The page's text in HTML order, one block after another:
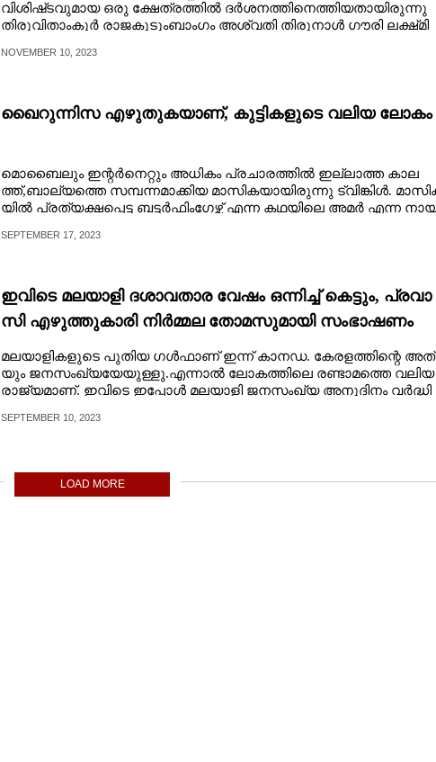
വിശിഷ്‌ടവുമായ ഒരു ക്ഷേത്രത്തിൽ ദർശനത്തിനെത്തിയതായിരുന്നു
തിരുവിതാംകൂർ രാജകുടുംബാംഗം അശ്വതി തിരുനാൾ ഗൗരി ലക്ഷ്‌മി
NOVEMBER 10, 2023
ഖൈറുന്നിസ എഴുതുകയാണ്, കുട്ടികളുടെ വലിയ ലോകം
മൊ​ബൈ​ലും​ ​ഇ​ന്റ​ർ​നെ​റ്റും​ ​അ​ധി​കം​ ​പ്ര​ചാ​ര​ത്തി​ൽ​ ​ഇ​ല്ലാ​ത്ത​ ​കാ​ല​
ത്ത്,ബാ​ല്യ​ത്തെ​ ​സ​മ്പ​ന്ന​മാ​ക്കി​യ​ ​മാ​സി​ക​യാ​യി​രു​ന്നു​ ​ട്വി​ങ്കി​ൾ.​
യി​ൽ​ ​പ്ര​ത്യ​ക്ഷ​പ്പെ​ട്ട​ ​ബ​ട്ട​ർ​ഫിം​ഗേ​ഴ്സ് ​എ​ന്ന​ ​ക​ഥ​യി​ലെ​ ​അ​മ​ർ​ ​എ​ന്ന​
ലും​ ​ഒ​ട്ടി​ച്ചു​വ​ച്ച​ ​കു​ട്ടി​ക​ളും​ ​കു​റ​വ​ല്ല.​ ​മ​ന​സി​ൽ​ ​കു​ട്ടി​ത്തം​ ​നി​റ​ച്ച്,​ ​കു​ട്ടി​ക​ൾ​
SEPTEMBER 17, 2023
ഇവിടെ മലയാളി ദശാവതാര വേഷം ഒന്നിച്ച് കെട്ടും, ​പ്ര​വാ​
സി​ ​എ​ഴു​ത്തു​കാ​രി​ ​നി​ർ​മ്മ​ല​ ​തോ​മ​സു​മാ​യി​ സം​ഭാ​ഷ​ണം
മ​ല​യാ​ളി​ക​ളു​ടെ​ ​പു​തി​യ​ ​ഗ​ൾ​ഫാ​ണ് ​ഇ​ന്ന് ​കാ​ന​ഡ.​ ​കേ​ര​ള​ത്തി​ന്റെ​
യും​ ​ജ​ന​സം​ഖ്യ​യേ​യു​ള്ളു​.​എ​ന്നാ​ൽ​ ​ലോ​ക​ത്തി​ലെ​ ​ര​ണ്ടാ​മ​ത്തെ​ ​വ​ലി​യ​ ​
രാ​ജ്യ​മാ​ണ്. ​ഇ​വി​ടെ​ ​ഇ​പ്പോൾ മ​ല​യാ​ളി​ ​ജ​ന​സം​ഖ്യ​ ​അ​നു​ദി​നം​ ​വ​ർ​ദ്ധി​
ച്ചു​ ​തു​ട​ങ്ങി.​ ​
SEPTEMBER 10, 2023
LOAD MORE